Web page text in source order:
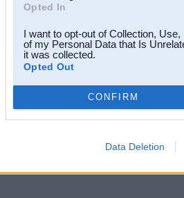
Opted In
I want to opt-out of Collection,
of my Personal Data that Is
it was collected.
Opted Out
CONFIRM
Data Deletion